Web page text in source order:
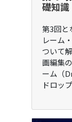
礎知識
第3回と
レーム
ついて
画編集
ーム（
ドロッ